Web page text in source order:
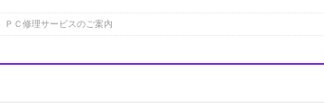
ＰＣ修理サービスのご案内